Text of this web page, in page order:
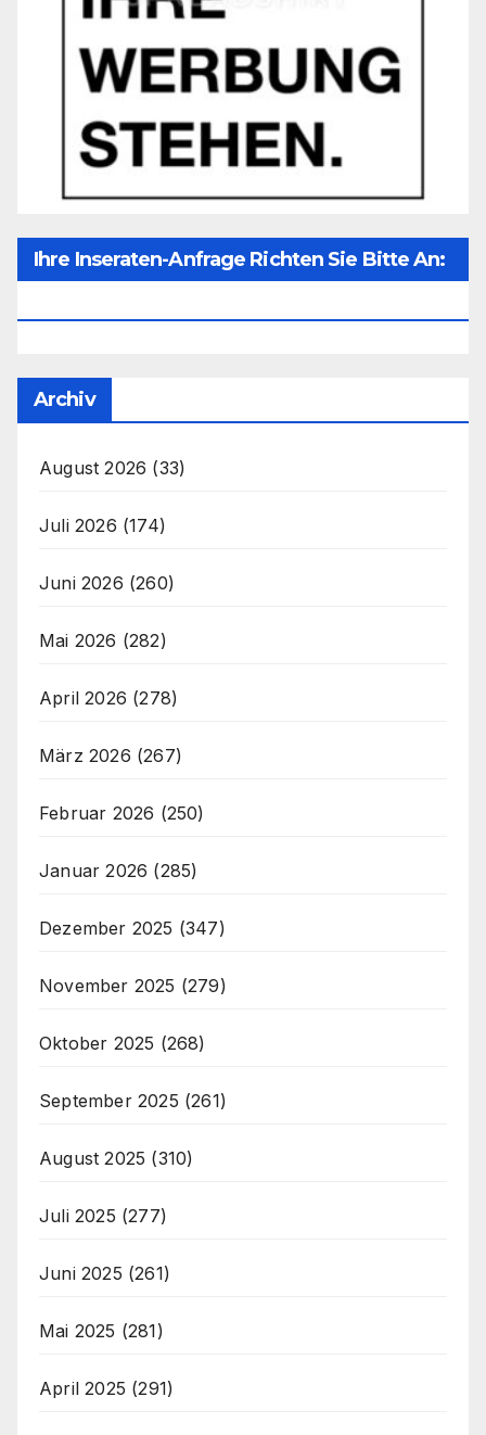
Ihre Inseraten-Anfrage Richten Sie Bitte An:
Archiv
August 2026 (33)
Juli 2026 (174)
Juni 2026 (260)
Mai 2026 (282)
April 2026 (278)
März 2026 (267)
Februar 2026 (250)
Januar 2026 (285)
Dezember 2025 (347)
November 2025 (279)
Oktober 2025 (268)
September 2025 (261)
August 2025 (310)
Juli 2025 (277)
Juni 2025 (261)
Mai 2025 (281)
April 2025 (291)